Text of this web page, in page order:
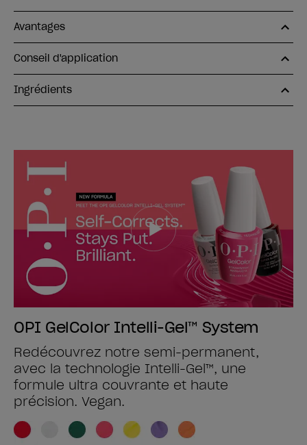
Avantages
Conseil d'application
Ingrédients
OPI GelColor Intelli-Gel™ System
Redécouvrez notre semi-permanent,
avec la technologie Intelli-Gel™, une
formule ultra couvrante et haute
précision. Vegan.